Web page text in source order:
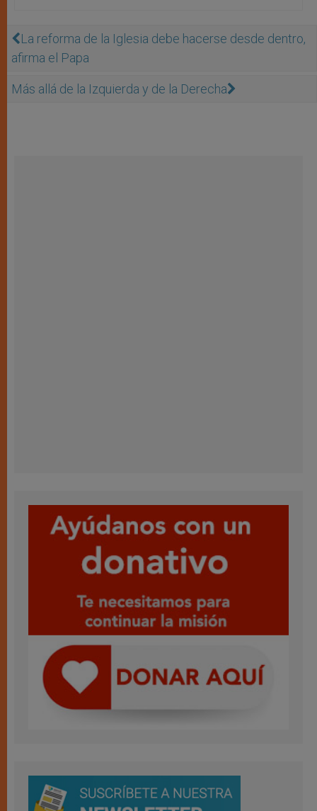
La reforma de la Iglesia debe hacerse desde dentro,
afirma el Papa
Más allá de la Izquierda y de la Derecha